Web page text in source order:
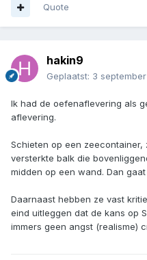
Quote
hakin9
Geplaatst: 3 september
Ik had de oefenaflevering als
aflevering.
Schieten op een zeecontainer,
versterkte balk die
midden op een wand. Dan
Daarnaast hebben ze vast
eind uitleggen dat de kans op
immers geen angst (realisme)